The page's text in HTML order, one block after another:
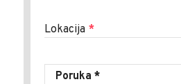
Lokacija *